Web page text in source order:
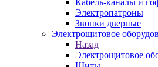
Кабель-каналы и
Электропатроны
Звонки дверные
Электрощитовое
Назад
Электрощитовое